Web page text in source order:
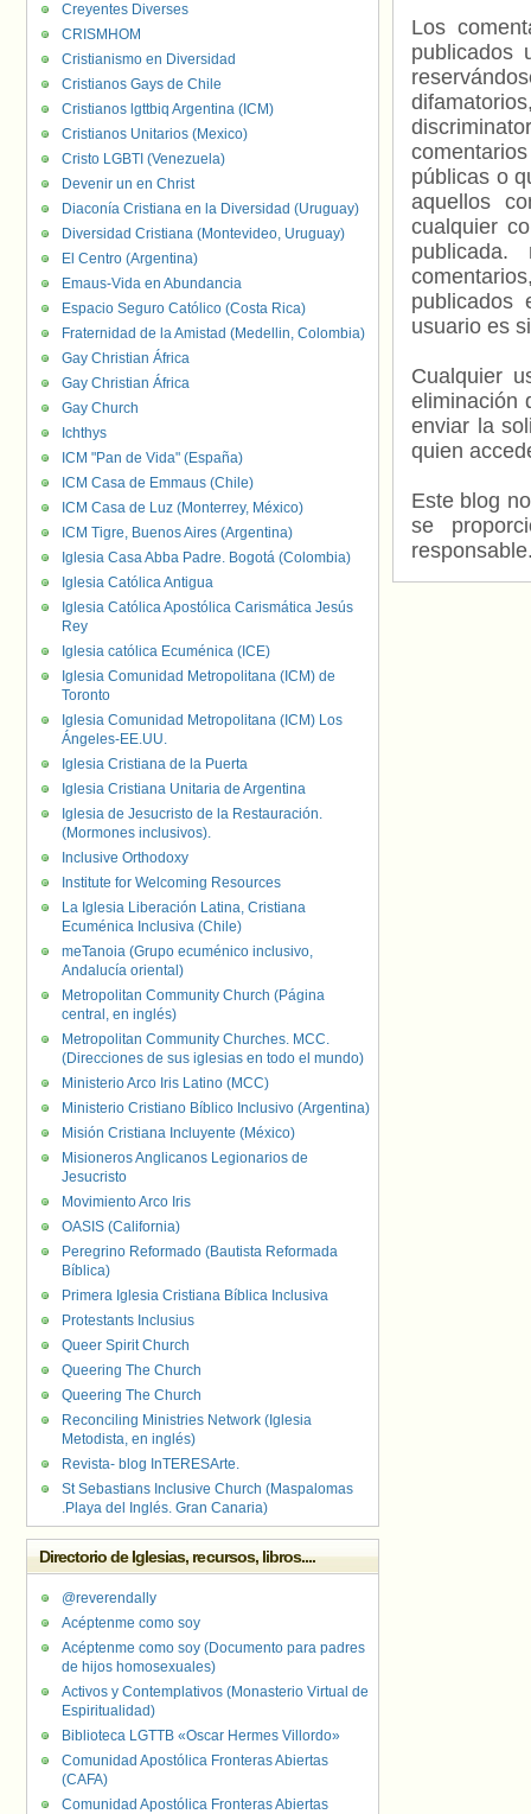
Los
publicados
públicas o
aquellos
cualquier
usuario es
Cualquier
eliminación
enviar la
quien
Este blog
se
Creyentes Diverses
CRISMHOM
Cristianismo en Diversidad
Cristianos Gays de Chile
Cristianos lgttbiq Argentina (ICM)
Cristianos Unitarios (Mexico)
Cristo LGBTI (Venezuela)
Devenir un en Christ
Diaconía Cristiana en la Diversidad (Uruguay)
Diversidad Cristiana (Montevideo, Uruguay)
El Centro (Argentina)
Emaus-Vida en Abundancia
Espacio Seguro Católico (Costa Rica)
Fraternidad de la Amistad (Medellin, Colombia)
Gay Christian África
Gay Christian África
Gay Church
Ichthys
ICM "Pan de Vida" (España)
ICM Casa de Emmaus (Chile)
ICM Casa de Luz (Monterrey, México)
ICM Tigre, Buenos Aires (Argentina)
Iglesia Casa Abba Padre. Bogotá (Colombia)
Iglesia Católica Antigua
Iglesia Católica Apostólica Carismática Jesús
Rey
Iglesia católica Ecuménica (ICE)
Iglesia Comunidad Metropolitana (ICM) de
Toronto
Iglesia Comunidad Metropolitana (ICM) Los
Ángeles-EE.UU.
Iglesia Cristiana de la Puerta
Iglesia Cristiana Unitaria de Argentina
Iglesia de Jesucristo de la Restauración.
(Mormones inclusivos).
Inclusive Orthodoxy
Institute for Welcoming Resources
La Iglesia Liberación Latina, Cristiana
Ecuménica Inclusiva (Chile)
meTanoia (Grupo ecuménico inclusivo,
Andalucía oriental)
Metropolitan Community Church (Página
central, en inglés)
Metropolitan Community Churches. MCC.
(Direcciones de sus iglesias en todo el mundo)
Ministerio Arco Iris Latino (MCC)
Ministerio Cristiano Bíblico Inclusivo (Argentina)
Misión Cristiana Incluyente (México)
Misioneros Anglicanos Legionarios de
Jesucristo
Movimiento Arco Iris
OASIS (California)
Peregrino Reformado (Bautista Reformada
Bíblica)
Primera Iglesia Cristiana Bíblica Inclusiva
Protestants Inclusius
Queer Spirit Church
Queering The Church
Queering The Church
Reconciling Ministries Network (Iglesia
Metodista, en inglés)
Revista- blog InTERESArte.
St Sebastians Inclusive Church (Maspalomas
.Playa del Inglés. Gran Canaria)
Directorio de Iglesias, recursos, libros....
@reverendally
Acéptenme como soy
Acéptenme como soy (Documento para padres
de hijos homosexuales)
Activos y Contemplativos (Monasterio Virtual de
Espiritualidad)
Biblioteca LGTTB «Oscar Hermes Villordo»
Comunidad Apostólica Fronteras Abiertas
(CAFA)
Comunidad Apostólica Fronteras Abiertas